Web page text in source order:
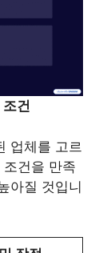
건
업체를 고르
건을 만족
아질 것입니